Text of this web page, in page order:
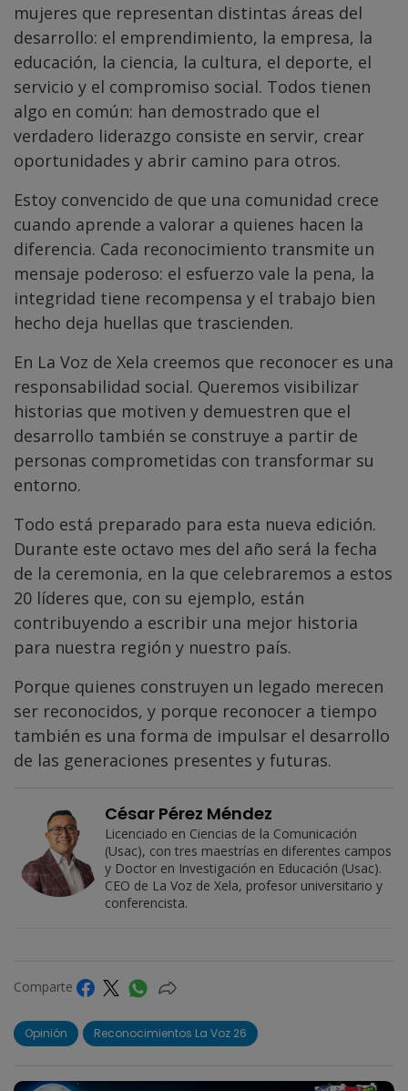
mujeres que representan distintas áreas del
desarrollo: el emprendimiento, la empresa, la
educación, la ciencia, la cultura, el deporte, el
servicio y el compromiso social. Todos tienen
algo en común: han demostrado que el
verdadero liderazgo consiste en servir, crear
oportunidades y abrir camino para otros.
Estoy convencido de que una comunidad crece
cuando aprende a valorar a quienes hacen la
diferencia. Cada reconocimiento transmite un
mensaje poderoso: el esfuerzo vale la pena, la
integridad tiene recompensa y el trabajo bien
hecho deja huellas que trascienden.
En La Voz de Xela creemos que reconocer es una
responsabilidad social. Queremos visibilizar
historias que motiven y demuestren que el
desarrollo también se construye a partir de
personas comprometidas con transformar su
entorno.
Todo está preparado para esta nueva edición.
Durante este octavo mes del año será la fecha
de la ceremonia, en la que celebraremos a estos
20 líderes que, con su ejemplo, están
contribuyendo a escribir una mejor historia
para nuestra región y nuestro país.
Porque quienes construyen un legado merecen
ser reconocidos, y porque reconocer a tiempo
también es una forma de impulsar el desarrollo
de las generaciones presentes y futuras.
César Pérez Méndez
Licenciado en Ciencias de la Comunicación
(Usac), con tres maestrías en diferentes campos
y Doctor en Investigación en Educación (Usac).
CEO de La Voz de Xela, profesor universitario y
conferencista.
Comparte
Opinión Reconocimientos La Voz 26